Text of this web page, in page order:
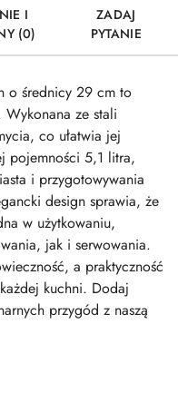
I
(0)
ZADAJ
PYTANIE
o średnicy 29 cm to
ze stali
co ułatwia jej
pojemności 5,1 litra,
i przygotowywania
design sprawia, że
w użytkowaniu,
jak i serwowania.
a praktyczność
kuchni. Dodaj
przygód z naszą